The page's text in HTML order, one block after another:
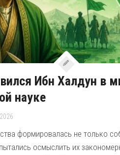
Ибн Халдун в
науке
формировалась не только
осмыслить их